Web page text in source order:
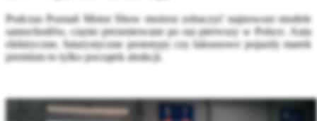
Podczas Poznań Motor Show możesz zobaczyć najnowsze modele
samochodów, często prezentowane po raz pierwszy w Polsce. Auta
elektryczne, futurystyczne prototypy czy luksusowe pojazdy marek
premium to tylko początek atrakcji.